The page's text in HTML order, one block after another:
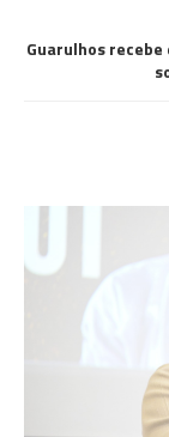
Guarulhos recebe